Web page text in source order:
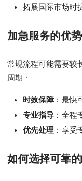
拓展国际市场时
加急服务的优势
常规流程可能需要较
周期：
时效保障：最快
专业指导 ：全程
优先处理 ：享受
如何选择可靠